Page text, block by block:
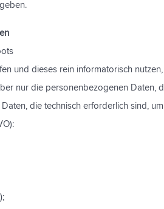
und dieses rein informatorisch
nur die personenbezogenen Daten,
die technisch erforderlich sind,